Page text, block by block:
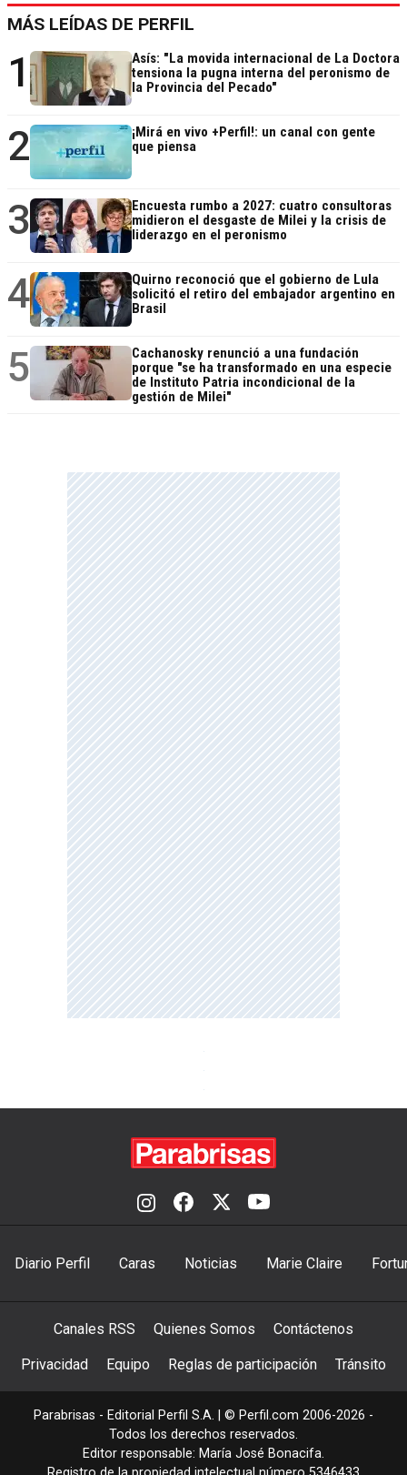
MÁS LEÍDAS DE PERFIL
1
Asís: "La movida internacional de La Doctora
tensiona la pugna interna del peronismo de
la Provincia del Pecado"
2
¡Mirá en vivo +Perfil!: un canal con gente
que piensa
3
Encuesta rumbo a 2027: cuatro consultoras
midieron el desgaste de Milei y la crisis de
liderazgo en el peronismo
4
Quirno reconoció que el gobierno de Lula
solicitó el retiro del embajador argentino en
Brasil
5
Cachanosky renunció a una fundación
porque "se ha transformado en una especie
de Instituto Patria incondicional de la
gestión de Milei"
Diario Perfil Caras Noticias Marie Claire
Canales RSS Quienes Somos Contáctenos
Privacidad Equipo Reglas de participación Tránsito
Parabrisas - Editorial Perfil S.A. | © Perfil.com 2006-2026 -
Todos los derechos reservados.
Editor responsable: María José Bonacifa.